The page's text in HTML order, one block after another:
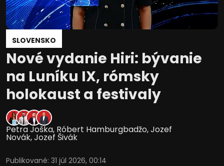
SLOVENSKO
Nové vydanie Hiri: bývanie
na Luníku IX, rómsky
holokaust a festivaly
Petra Joška, Róbert Hamburgbadžo,Jozef
Novák,Jozef Šivák
Publikované: 31 júl 2026, 00:14